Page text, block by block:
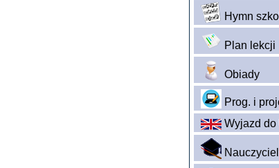
Hymn
Plan lekcji
Obiady
Prog. i
Wyjazd do